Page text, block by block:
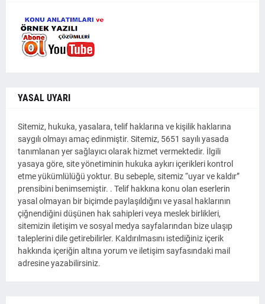
YASAL UYARI
Sitemiz, hukuka, yasalara, telif haklarına ve kişilik haklarına
saygılı olmayı amaç edinmiştir. Sitemiz, 5651 sayılı yasada
tanımlanan yer sağlayıcı olarak hizmet vermektedir. İlgili
yasaya göre, site yönetiminin hukuka aykırı içerikleri kontrol
etme yükümlülüğü yoktur. Bu sebeple, sitemiz “uyar ve kaldır”
prensibini benimsemiştir. . Telif hakkına konu olan eserlerin
yasal olmayan bir biçimde paylaşıldığını ve yasal haklarının
çiğnendiğini düşünen hak sahipleri veya meslek birlikleri,
sitemizin iletişim ve sosyal medya sayfalarından bize ulaşıp
taleplerini dile getirebilirler. Kaldırılmasını istediğiniz içerik
hakkında içeriğin altına yorum ve iletişim sayfasındaki mail
adresine yazabilirsiniz.